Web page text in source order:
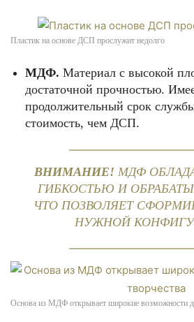
Пластик на основе ДСП прослужит недолго
МДФ. Материал с высокой
достаточной прочностью.
продолжительный срок
стоимость, чем ДСП.
ВНИМАНИЕ! МДФ
ГИБКОСТЬЮ И
ЧТО ПОЗВОЛЯЕТ
НУЖНОЙ
Основа из МДФ открывает широкие возможности